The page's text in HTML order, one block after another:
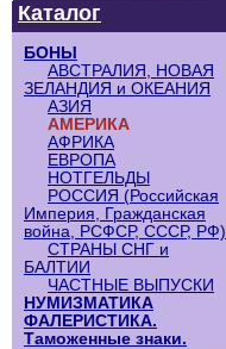
Каталог
БОНЫ
АВСТРАЛИЯ, НОВАЯ
ЗЕЛАНДИЯ и ОКЕАНИЯ
АЗИЯ
АМЕРИКА
АФРИКА
ЕВРОПА
НОТГЕЛЬДЫ
РОССИЯ (Российская
Империя, Гражданская
война, РСФСР, СССР, РФ)
СТРАНЫ СНГ и
БАЛТИИ
ЧАСТНЫЕ ВЫПУСКИ
НУМИЗМАТИКА
ФАЛЕРИСТИКА.
Таможенные знаки.